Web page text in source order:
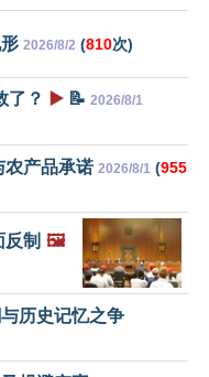
2026/8/2 (810次)
了？ ▶️ 📝 2026/8/1
农产品承诺 2026/8/1 (955
制 🖼️
历史记忆之争